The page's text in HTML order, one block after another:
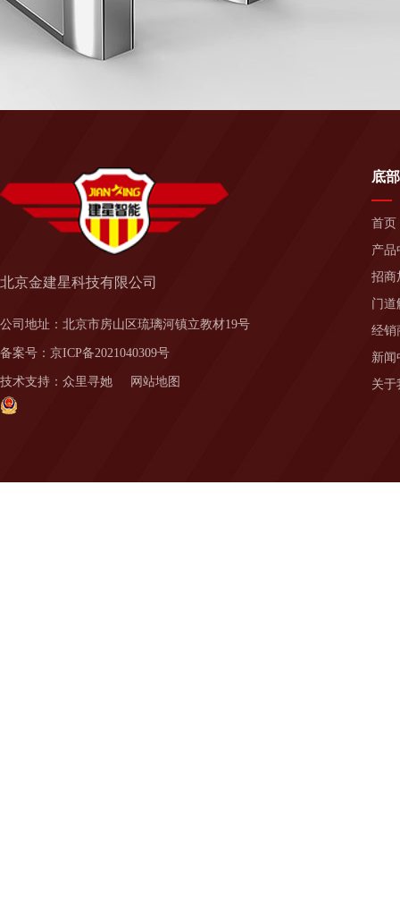
北京金建星科技有限公司
公司地址：北京市房山区琉璃河镇立教材19号
备案号： 京ICP备2021040309号
技术支持： 众里寻她 网站地图
底
首页
产品
招商
门道
经销
新闻
关于